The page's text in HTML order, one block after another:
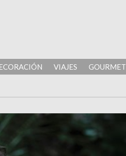
VIAJES GOURMET